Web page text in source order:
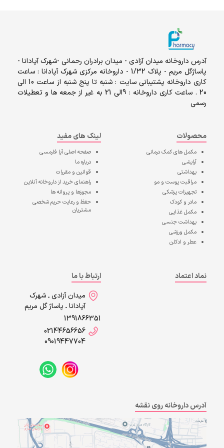
آدرس داروخانه میدان آزادی - میدان برادران رحمانی -شهرک آپادانا -
پاساژگل مریم - پلاک 1/32 - داروخانه مرکزی شهرک آپادانا : ساعت
کاری داروخانه پشتیبانی سایت : شنبه تا پنج شنبه از ساعت 10 الی
20 . ساعت کاری داروخانه : 9الی 21 به غیر از جمعه ها و تعطیلات
رسمی
محصولات
مکمل های کمک درمانی
آرایشی
بهداشتی
مراقبت پوست و مو
تجهیزات پزشکی
مادر و کودک
مکمل غذایی
بهداشت جنسی
مکمل ورزشی
عطر و ادکلن
لینک های مفید
صفحه اصلیآپا فارمسی
درباره ما
قوانین و مقررات
راهنمای خرید از داروخانه آنلاین
مجوزها و پروانه ها
حفظ و رعایت حریم شخصی
مشتریان
نماد اعتماد
ارتباط با ما
میدان آزادی ـ شهرک
آپادانا ـ پاساژ گل مریم
1391866351
02144656656
09019447704
آدرس داروخانه روی نقشه